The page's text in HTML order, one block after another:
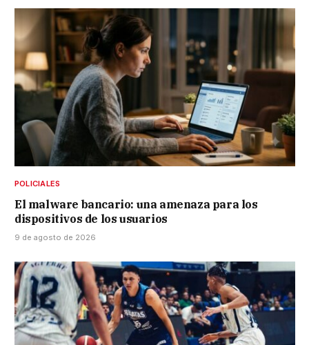
POLICIALES
El malware bancario: una amenaza para los
dispositivos de los usuarios
9 de agosto de 2026